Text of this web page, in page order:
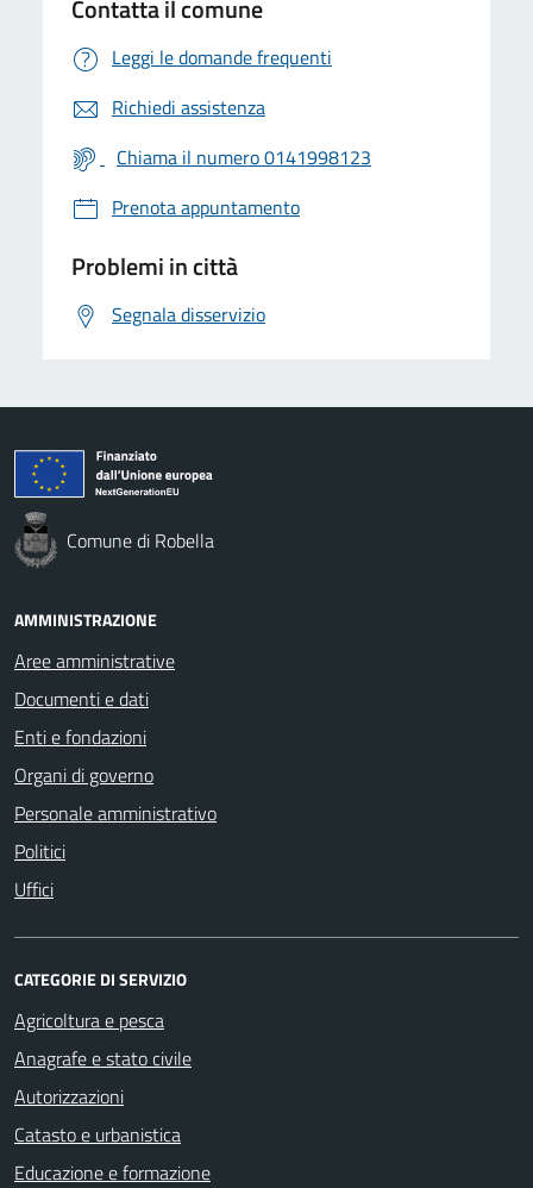
Contatta il comune
Leggi le domande frequenti
Richiedi assistenza
Chiama il numero 0141998123
Prenota appuntamento
Problemi in città
Segnala disservizio
Comune di Robella
AMMINISTRAZIONE
Aree amministrative
Documenti e dati
Enti e fondazioni
Organi di governo
Personale amministrativo
Politici
Uffici
CATEGORIE DI SERVIZIO
Agricoltura e pesca
Anagrafe e stato civile
Autorizzazioni
Catasto e urbanistica
Educazione e formazione